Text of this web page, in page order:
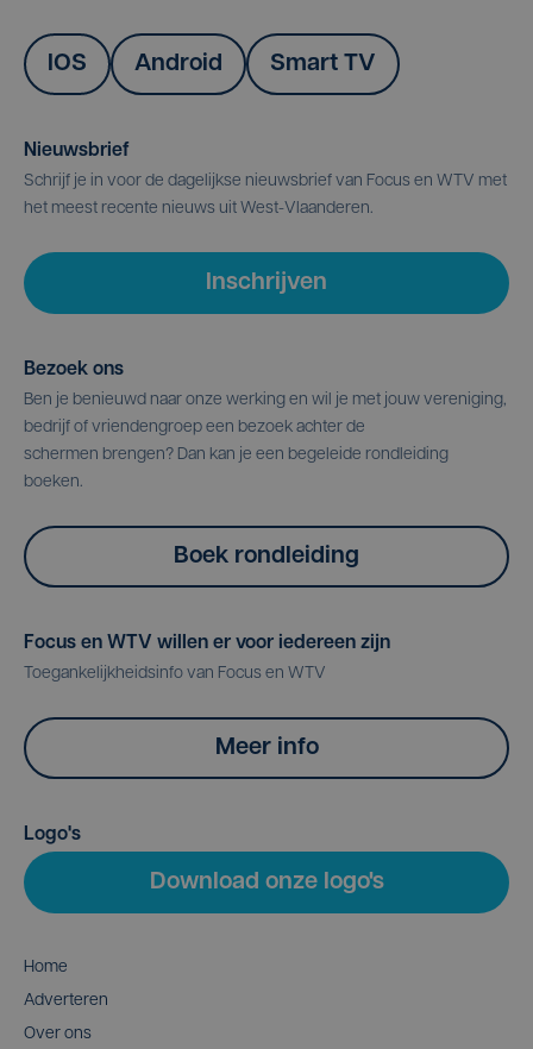
IOS Android Smart TV
Nieuwsbrief
Schrijf je in voor de dagelijkse nieuwsbrief van Focus en WTV met
het meest recente nieuws uit West-Vlaanderen.
Inschrijven
Bezoek ons
Ben je benieuwd naar onze werking en wil je met jouw vereniging,
bedrijf of vriendengroep een bezoek achter de
schermen brengen? Dan kan je een begeleide rondleiding
boeken.
Boek rondleiding
Focus en WTV willen er voor iedereen zijn
Toegankelijkheidsinfo van Focus en WTV
Meer info
Logo's
Download onze logo's
Home
Adverteren
Over ons